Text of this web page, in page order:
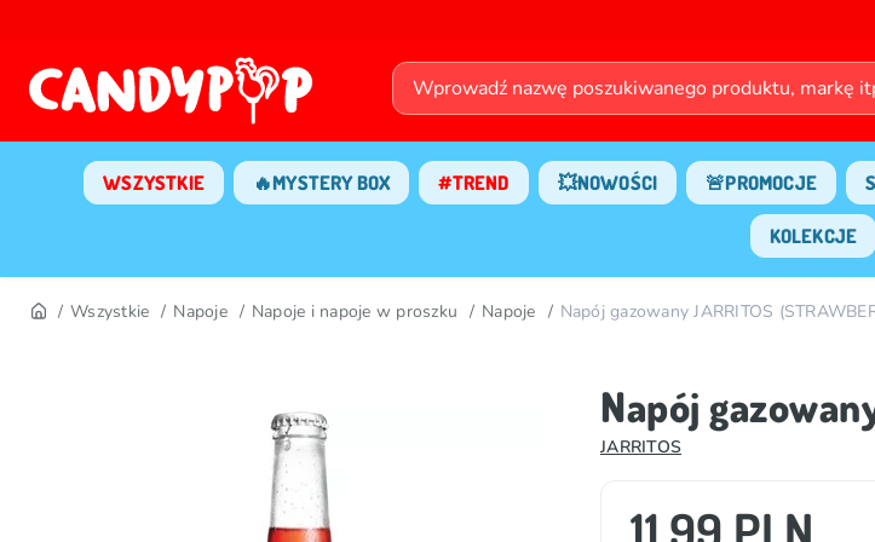
WSZYSTKIE 🔥MYSTERY BOX #TREND 💥NOWOŚCI 🚨PROMOCJE
KOLEKCJE
Wszystkie Napoje Napoje i napoje w proszku Napoje Napój gazowany JARRITOS
Napój
JARRITOS
11.99 PLN